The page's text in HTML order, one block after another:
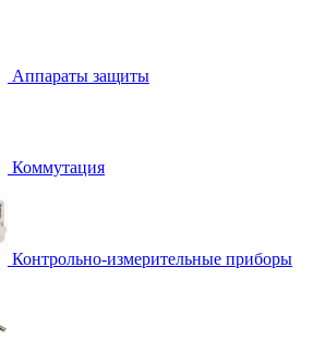
Аппараты защиты
Коммутация
Контрольно-измерительные приборы